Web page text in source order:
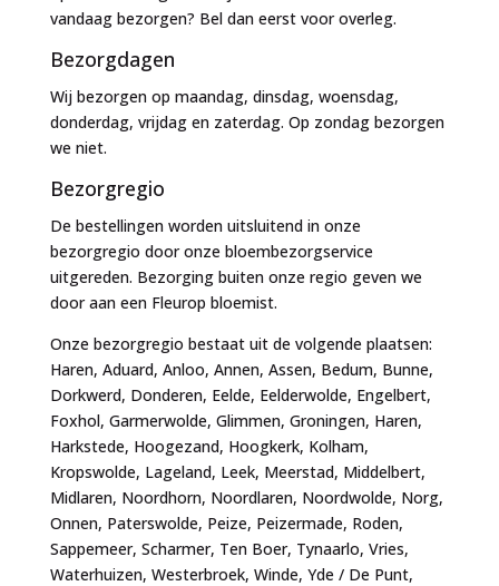
vandaag bezorgen? Bel dan eerst voor overleg.
Bezorgdagen
Wij bezorgen op maandag, dinsdag, woensdag,
donderdag, vrijdag en zaterdag. Op zondag bezorgen
we niet.
Bezorgregio
De bestellingen worden uitsluitend in onze
bezorgregio door onze bloembezorgservice
uitgereden. Bezorging buiten onze regio geven we
door aan een Fleurop bloemist.
Onze bezorgregio bestaat uit de volgende plaatsen:
Haren, Aduard, Anloo, Annen, Assen, Bedum, Bunne,
Dorkwerd, Donderen, Eelde, Eelderwolde, Engelbert,
Foxhol, Garmerwolde, Glimmen, Groningen, Haren,
Harkstede, Hoogezand, Hoogkerk, Kolham,
Kropswolde, Lageland, Leek, Meerstad, Middelbert,
Midlaren, Noordhorn, Noordlaren, Noordwolde, Norg,
Onnen, Paterswolde, Peize, Peizermade, Roden,
Sappemeer, Scharmer, Ten Boer, Tynaarlo, Vries,
Waterhuizen, Westerbroek, Winde, Yde / De Punt,